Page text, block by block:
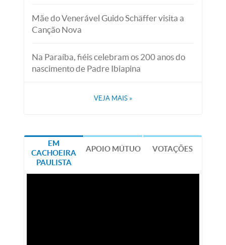
Mãe do Venerável Guido Schäffer visita a
Canção Nova
Na Paraíba, fiéis celebram os 200 anos do
nascimento de Padre Ibiapina
VEJA MAIS »
EM
CACHOEIRA
PAULISTA
APOIO MÚTUO VOTAÇÕES